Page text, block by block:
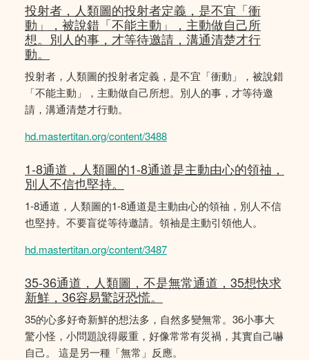
投射者，人類圖的投射者定義，是不宜「衝
動」，被說錯「不能主動」，主動做自己所
想。別人的事，才等待邀請，溝通清楚才行
動。
投射者，人類圖的投射者定義，是不宜「衝動」，被說錯
「不能主動」，主動做自己所想。別人的事，才等待邀
請，溝通清楚才行動。
hd.mastertitan.org/content/3488
1-8通道，人類圖的1-8通道是主動由心的領䄂，
別人不信也堅持。
1-8通道，人類圖的1-8通道是主動由心的領䄂，別人不信
也堅持。不要盲從等待邀請。領袖是主動引領他人。
hd.mastertitan.org/content/3487
35-36通道，人類圖，不是無常通道，35想快求
新鮮，36容易驚訝恐慌。
35的心多好奇新鮮的想法多，自然多變無常。36小事大
驚小怪，小問題說得嚴重，好像常常有災禍，其實自己嚇
自己。 這是另一種「無常」反應。